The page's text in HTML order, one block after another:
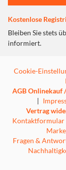
graben, um als
aus dem
Der Blick in die
Erwachsene
Autor: Carmen
Achtung! Nicht
Kostenlose
Bleiben Sie stets
informiert.
Cookie-
AGB Onlinekauf
|
Vertrag
Kontaktformular
Fragen &